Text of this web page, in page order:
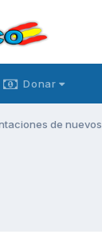
Donar
de